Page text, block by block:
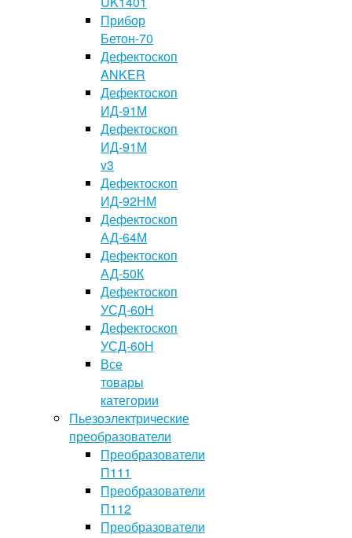
Прибор
Бетон-70
Дефектоскоп
ANKER
Дефектоскоп
ИД-91М
Дефектоскоп
ИД-91М
v3
Дефектоскоп
ИД-92НМ
Дефектоскоп
АД-64М
Дефектоскоп
АД-50К
Дефектоскоп
УСД-60Н
Дефектоскоп
УСД-60Н
Все
товары
категории
Пьезоэлектрические
преобразователи
Преобразователи
П111
Преобразователи
П112
Преобразователи